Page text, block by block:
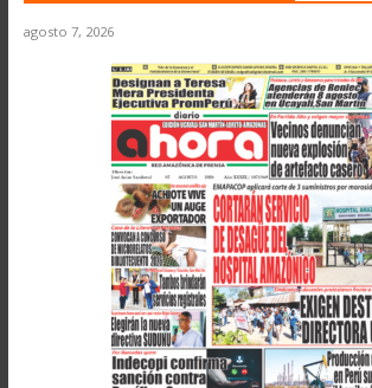
agosto 7, 2026